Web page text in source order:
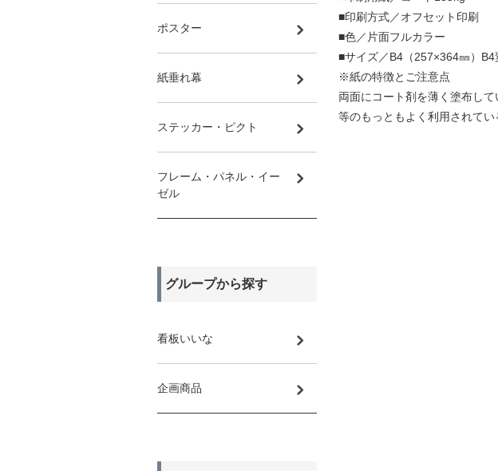
■印刷方式／オフセット印刷
■色／片面フルカラー
■サイズ／B4（257×364㎜）
※紙の特徴とご注意点
両面にコート剤を薄く塗布し
等のもっともよく利用されてい
ポスター
紙垂れ幕
ステッカー・ピクト
フレーム・パネル・イー
ゼル
グループから探す
看板いいな
企画商品